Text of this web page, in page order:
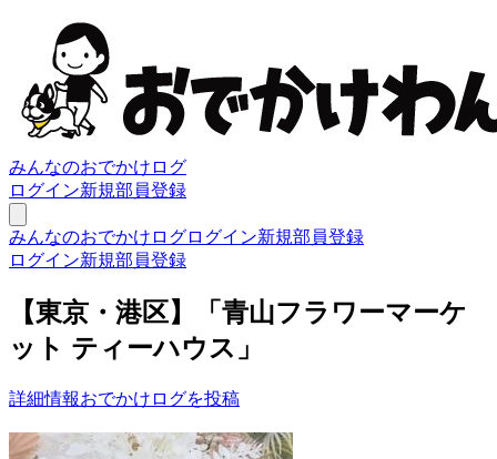
みんなのおでかけログ
ログイン新規部員登録
みんなのおでかけログログイン新規部員登録
ログイン新規部員登録
【東京・港区】「青山フラワーマーケ
ット ティーハウス」
詳細情報おでかけログを投稿